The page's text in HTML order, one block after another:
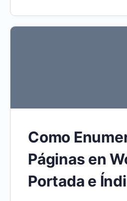
Como
Páginas en
Portada e